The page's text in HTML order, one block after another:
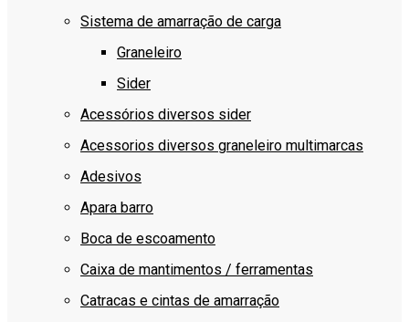
Sistema de amarração de carga
Graneleiro
Sider
Acessórios diversos sider
Acessorios diversos graneleiro multimarcas
Adesivos
Apara barro
Boca de escoamento
Caixa de mantimentos / ferramentas
Catracas e cintas de amarração